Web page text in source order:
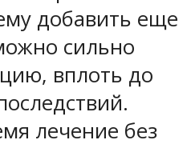
добавить еще
сильно
вплоть до
лечение без